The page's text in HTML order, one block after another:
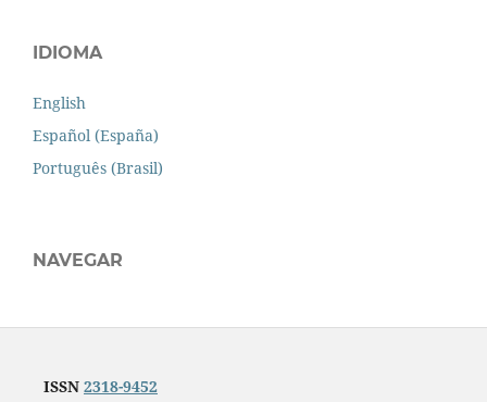
IDIOMA
English
Español (España)
Português (Brasil)
NAVEGAR
ISSN 2318-9452